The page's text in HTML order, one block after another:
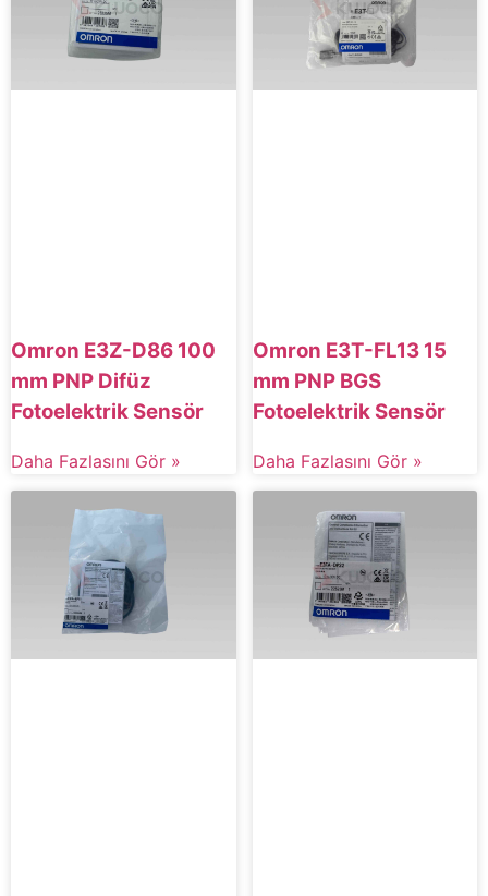
Omron E3Z-D86 100
mm PNP Difüz
Fotoelektrik Sensör
Daha Fazlasını Gör »
Omron E3T-FL13 15
mm PNP BGS
Fotoelektrik Sensör
Daha Fazlasını Gör »